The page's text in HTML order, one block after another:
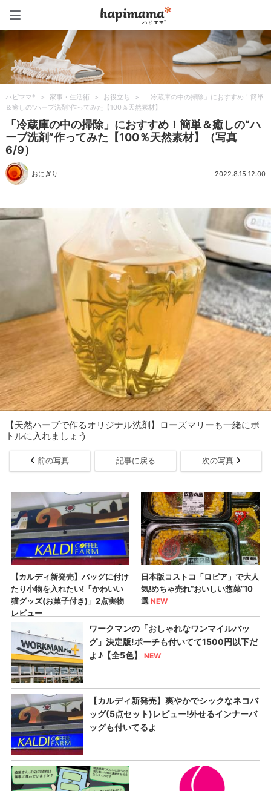
ハピママ* > 家事・生活術 > お役立ち >
「冷蔵庫の中の掃除」におすすめ！簡単
＆癒しの“ハーブ洗剤”作ってみた【100％天然素材】
「冷蔵庫の中の掃除」におすすめ！簡単＆癒しの“ハ
ーブ洗剤”作ってみた【100％天然素材】（写真
6/9）
おにぎり 2022.8.15 12:00
【天然ハーブで作るオリジナル洗剤】ローズマリーも一緒にボ
トルに入れましょう
前の写真 記事に戻る 次の写真